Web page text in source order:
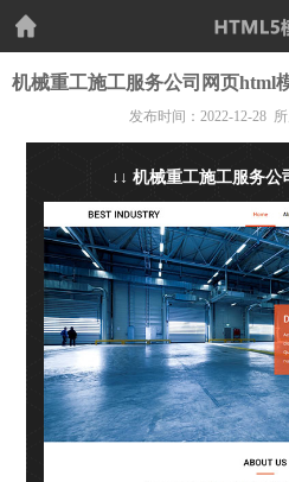
机械重工施工服务公司网页html
发布时间：2022-12-28 所
↓↓ 机械重工施工服务公